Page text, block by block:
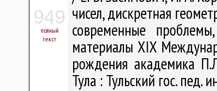
949
полный
текст
чисел, дискретная
современные
материалы XIX
рождения академика
Тула : Тульский гос. пед.